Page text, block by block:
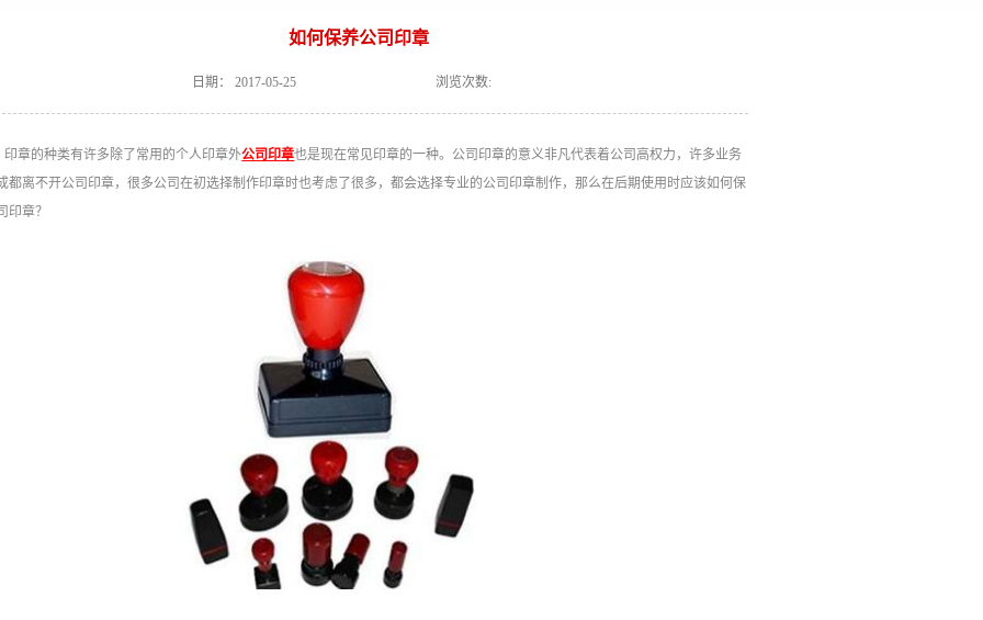
如何保养公司印章
日期： 2017-05-25 浏览次数:
印章的种类有许多除了常用的个人印章外公司印章也是现在常见印章的一种。公司印章的意义非凡代表着公司高权力，许多业务
都离不开公司印章，很多公司在初选择制作印章时也考虑了很多，都会选择专业的公司印章制作，那么在后期使用时应该如何保
印章？